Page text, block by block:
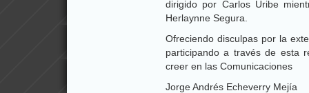
dirigido por Carlos Uribe
Herlaynne Segura.
Ofreciendo disculpas por la
participando a través de esta
creer en las Comunicaciones
Jorge Andrés Echeverry Mejía